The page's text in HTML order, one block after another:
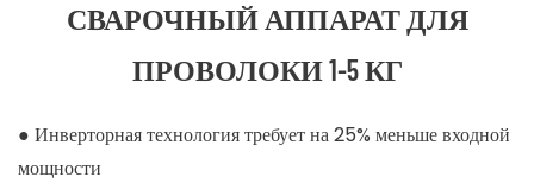
СВАРОЧНЫЙ АППАРАТ ДЛЯ
ПРОВОЛОКИ 1-5 КГ
● Инверторная технология требует на 25% меньше входной
мощности